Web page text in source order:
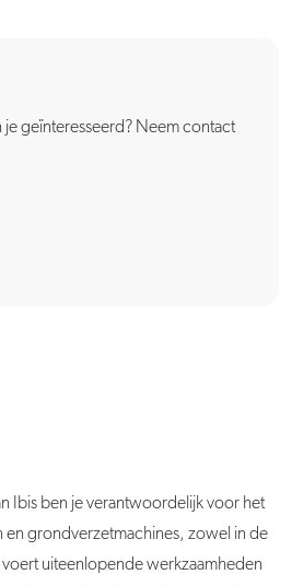
je geïnteresseerd? Neem contact
Ibis ben je verantwoordelijk voor het
grondverzetmachines, zowel in de
voert uiteenlopende werkzaamheden